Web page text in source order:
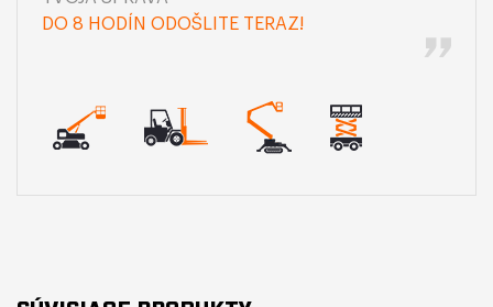
DO 8 HODÍN ODOŠLITE TERAZ!